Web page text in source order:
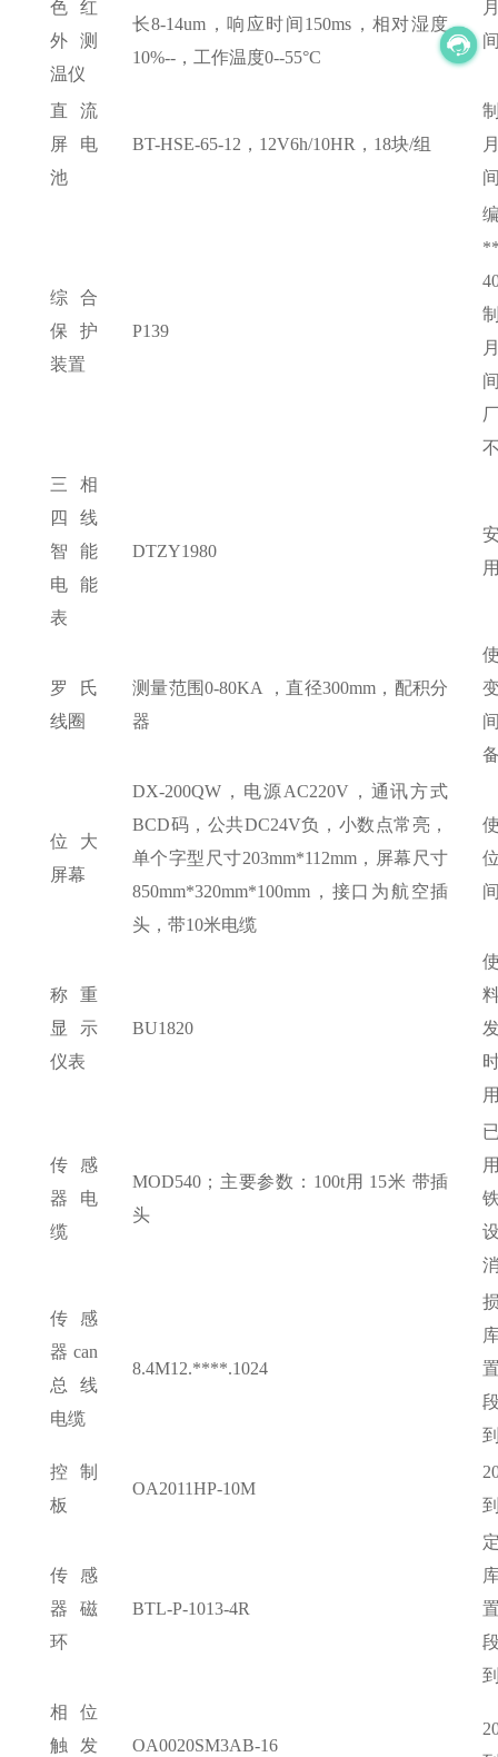
色红
外测
温仪
长8-14um，响应时间150ms，相对湿度
10%--，工作温度0--55°C
直流
屏电
池
BT-HSE-65-12，12V6h/10HR，18块/组
综合
保护
装置
P139
三相
四线
智能
电能
表
DTZY1980
罗氏
线圈
测量范围0-80KA ，直径300mm，配积分
器
位大
屏幕
DX-200QW，电源AC220V，通讯方式
BCD码，公共DC24V负，小数点常亮，
单个字型尺寸203mm*112mm，屏幕尺寸
850mm*320mm*100mm，接口为航空插
头，带10米电缆
称重
显示
仪表
BU1820
传感
器电
缆
MOD540；主要参数：100t用 15米 带插
头
传感
器can
总线
电缆
8.4M12.****.1024
控制
板
OA2011HP-10M
传感
器磁
环
BTL-P-1013-4R
相位
触发
OA0020SM3AB-16